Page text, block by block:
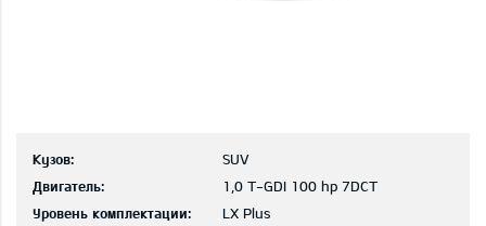
Кузов:
SUV
Двигатель:
1,0 T-GDI 100 hp 7DCT
Уровень комплектации:
LX Plus